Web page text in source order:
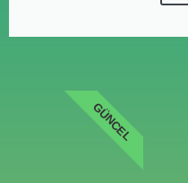
GÜNCEL